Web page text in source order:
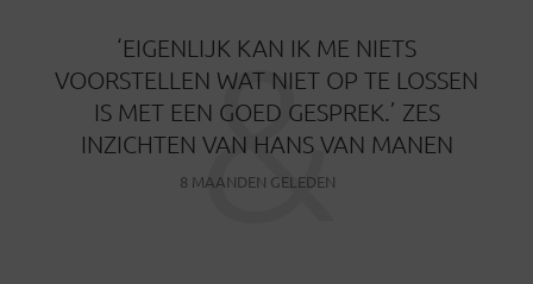
‘EIGENLIJK KAN IK ME NIETS
VOORSTELLEN WAT NIET OP TE LOSSEN
IS MET EEN GOED GESPREK.’ ZES
INZICHTEN VAN HANS VAN MANEN
8 MAANDEN GELEDEN
&